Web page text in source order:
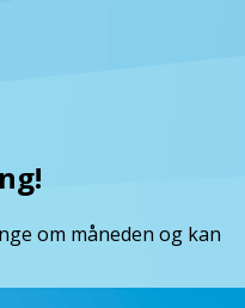
om måneden og kan